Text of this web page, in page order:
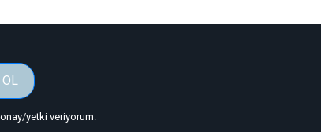
yetki veriyorum.